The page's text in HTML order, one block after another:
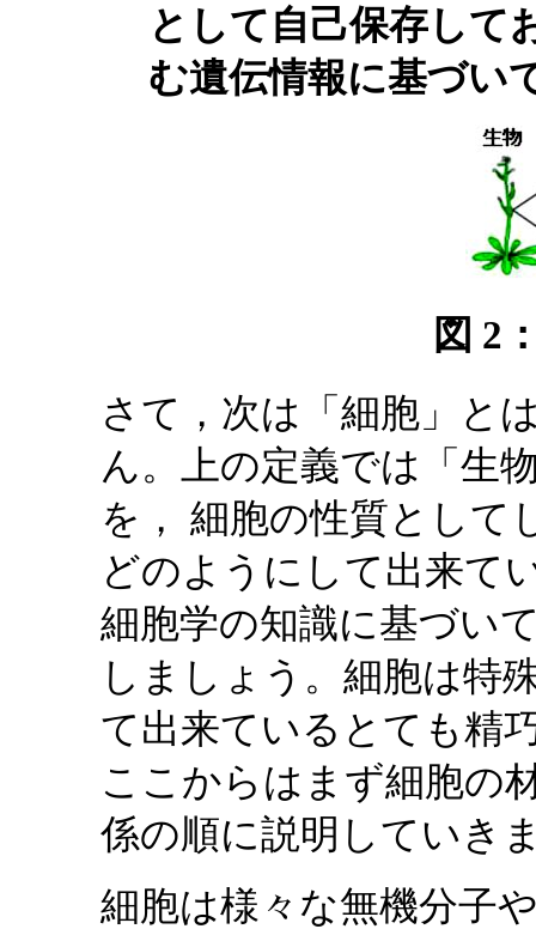
として自己保存して
む遺伝情報に基づい
図 2
さて，次は「細胞」と
ん。上の定義では「生
を， 細胞の性質として
どのようにして出来て
細胞学の知識に基づい
しましょう。細胞は特
て出来ているとても精
ここからはまず細胞の
係の順に説明していき
細胞は様々な無機分子